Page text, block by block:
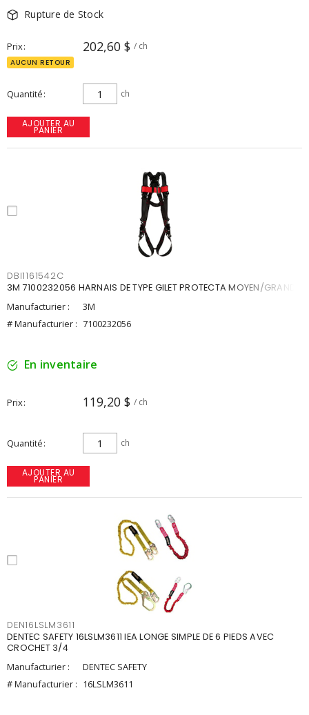
Rupture de Stock
Prix 202,60 $ / ch
AUCUN RETOUR
Quantité ch
AJOUTER AU
PANIER
DBI1161542C
3M 7100232056 HARNAIS DE TYPE GILET PROTECTA MOYEN/GRAND
Manufacturier :
3M
# Manufacturier : 7100232056
En inventaire
Prix 119,20 $ / ch
Quantité ch
AJOUTER AU
PANIER
DEN16LSLM3611
DENTEC SAFETY 16LSLM3611 IEA LONGE SIMPLE DE 6 PIEDS AVEC
CROCHET 3/4
Manufacturier :
DENTEC SAFETY
# Manufacturier : 16LSLM3611